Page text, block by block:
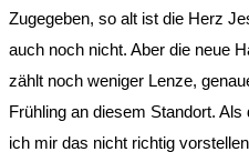
Zugegeben, so alt ist die Herz
auch noch nicht. Aber die neue
zählt noch weniger Lenze,
Frühling an diesem Standort.
ich mir das nicht richtig